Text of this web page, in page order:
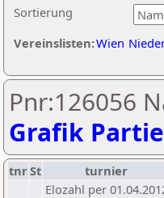
Sortierung
Vereinslisten:Wien
Pnr:126056
Grafik
tnrSt turnier
Elozahl per